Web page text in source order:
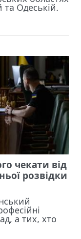
та Одеській.
чекати від
розвідки
а тих, хто